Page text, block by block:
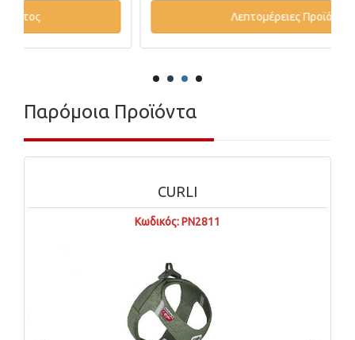
Λεπτομέρειες Προϊόντος
Παρόμοια Προϊόντα
CURLI
Κωδικός: PN2811